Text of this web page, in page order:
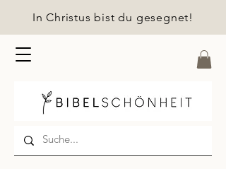
In Christus bist du gesegnet!